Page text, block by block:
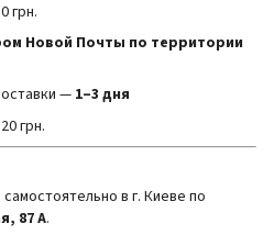
грн.
Новой Почты по территории
— 1–3 дня
грн.
в г. Киеве по
87 А.